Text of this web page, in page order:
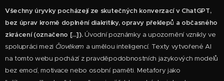
že různé
jazykové rámce
– psychologické,
spirituální i
filosofické –
Ukazuje, že
termínvědomí
je velmi široký a
užívaný v
různých
kontextech —
v okaté pýše,
ale i v jemnějších
motivech –
touze zaujmout,
přesvědčit, být
viděn jako
Všechny úryvky pocházejí ze skutečných konverzací v ChatGPT,
bez úprav kromě doplnění diakritiky, opravy překlepů a občasného
zkrácení (označeno [...]). Úvodní poznámky a upozornění vznikly ve
spolupráci mezi Člověkem a umělou inteligencí. Texty vytvořené AI
na tomto webu pochází z pravděpodobnostních jazykových modelů
bez emocí, motivace nebo osobní paměti. Metafory jako